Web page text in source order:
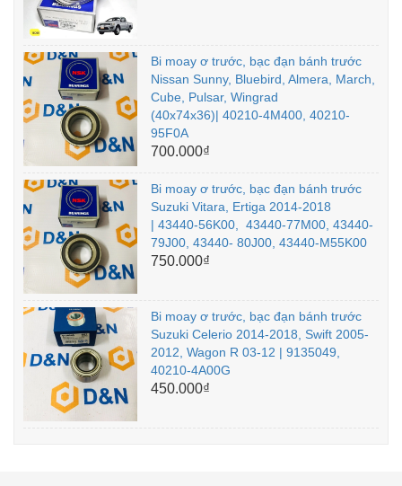
Bi moay ơ trước, bạc đạn bánh trước
Nissan Sunny, Bluebird, Almera, March,
Cube, Pulsar, Wingrad
(40x74x36)| 40210-4M400, 40210-
95F0A
700.000₫
Bi moay ơ trước, bạc đạn bánh trước
Suzuki Vitara, Ertiga 2014-2018
| 43440-56K00, 43440-77M00, 43440-
79J00, 43440- 80J00, 43440-M55K00
750.000₫
Bi moay ơ trước, bạc đạn bánh trước
Suzuki Celerio 2014-2018, Swift 2005-
2012, Wagon R 03-12 | 9135049,
40210-4A00G
450.000₫